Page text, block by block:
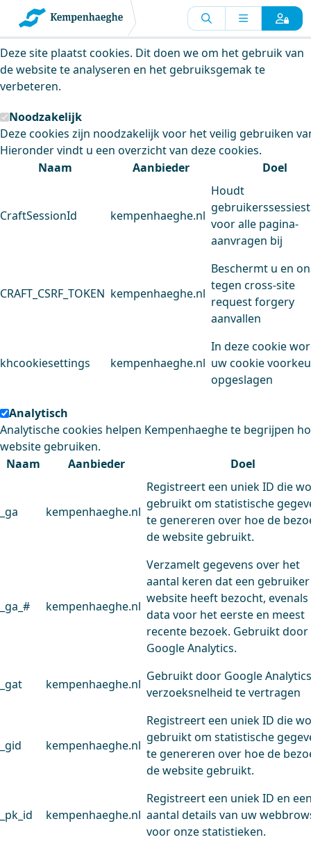
Kempenhaeghe maakt gebruik van
cookies
Deze site plaatst cookies. Dit doen we om het gebruik van
de website te analyseren en het gebruiksgemak te
verbeteren.
Noodzakelijk
Deze cookies zijn noodzakelijk voor het veilig gebruiken
Hieronder vindt u een overzicht van deze cookies.
Naam
Aanbieder Doel
CraftSessionId kempenhaeghe.nl
Houdt
voor alle pagina-
aanvragen bij
CRAFT_CSRF_TOKEN kempenhaeghe.nl
Beschermt u en
tegen cross-site
request forgery
aanvallen
khcookiesettings kempenhaeghe.nl
In deze cookie
uw cookie
opgeslagen
Analytisch
Analytische cookies helpen Kempenhaeghe te begrijpen
website gebruiken.
Naam
Aanbieder Doel
_ga kempenhaeghe.nl
Registreert een uniek ID die
gebruikt om statistische
te genereren over hoe de
de website gebruikt.
_ga_# kempenhaeghe.nl
Verzamelt gegevens over het
aantal keren dat een
website heeft bezocht, evenals
data voor het eerste en meest
recente bezoek. Gebruikt door
Google Analytics.
_gat kempenhaeghe.nl
Gebruikt door Google
verzoeksnelheid te vertragen
_gid kempenhaeghe.nl
Registreert een uniek ID die
gebruikt om statistische
te genereren over hoe de
de website gebruikt.
_pk_id kempenhaeghe.nl
Registreert een uniek ID en
aantal details van uw
voor onze statistieken.